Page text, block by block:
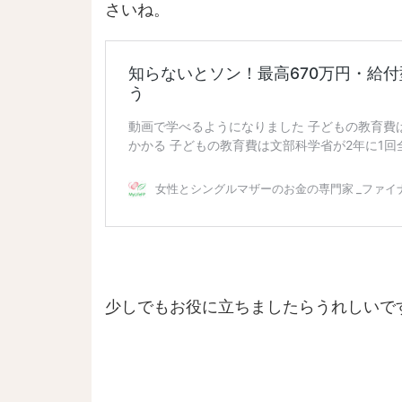
さいね。
少しでもお役に立ちましたらうれしいで